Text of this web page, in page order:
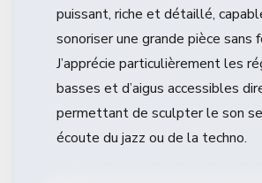
puissant, riche et détaillé,
sonoriser une grande pièce sans
J’apprécie particulièrement les
basses et d’aigus accessibles
permettant de sculpter le son
écoute du jazz ou de la techno.